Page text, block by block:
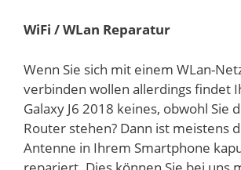
WiFi / WLan Reparatur
Wenn Sie sich mit einem WLan-
verbinden wollen allerdings findet
Galaxy J6 2018 keines, obwohl Sie
Router stehen? Dann ist meistens
Antenne in Ihrem Smartphone